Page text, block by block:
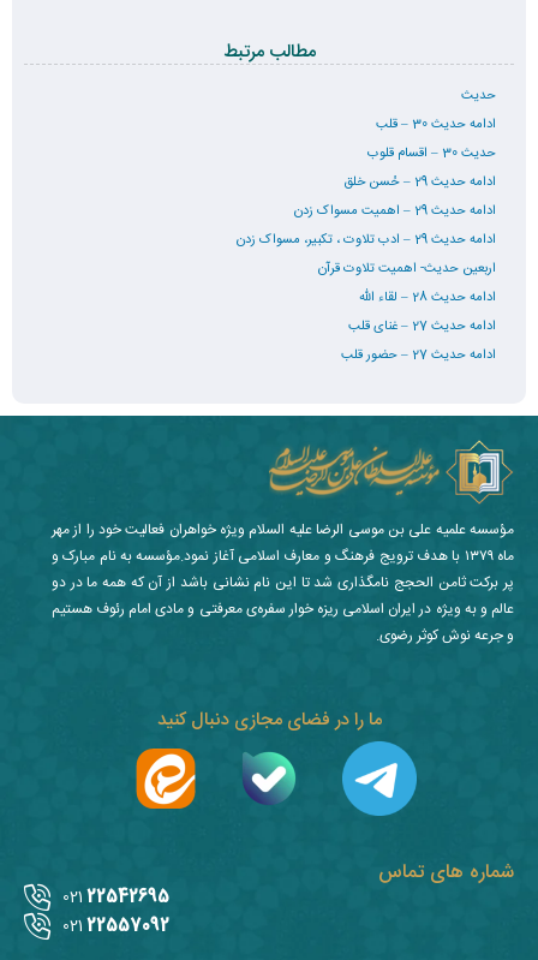
مطالب مرتبط
حدیث
ادامه حدیث 30 – قلب
حدیث 30 – اقسام قلوب
ادامه حدیث 29 – حُسن خلق
ادامه حدیث 29 – اهمیت مسواک زدن
ادامه حدیث 29 – ادب تلاوت ، تکبیر، مسواک زدن
اربعین حدیث- اهمیت تلاوت قرآن
ادامه حدیث 28 – لقاء الله
ادامه حدیث 27 – غنای قلب
ادامه حدیث 27 – حضور قلب
شماره های تماس
22542695
021
22557092
021
ما را در فضای مجازی دنبال کنید
مؤسسه علمیه علی بن موسی الرضا علیه السلام ویژه خواهران فعالیت خود را از مهر
ماه ۱۳۷۹ با هدف ترویج فرهنگ و معارف اسلامی آغاز نمود.مؤسسه به نام مبارک و
پر برکت ثامن الحجج نامگذاری شد تا این نام نشانی باشد از آن که همه ما در دو
عالم و به ویژه در ایران اسلامی ریزه خوار سفره‌ی معرفتی و مادی امام رئوف هستیم
و جرعه نوش کوثر رضوی.